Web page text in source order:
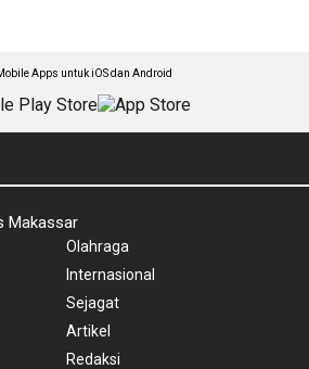
Apps untuk iOS dan Android
Makassar
Olahraga
Internasional
Sejagat
Artikel
Redaksi